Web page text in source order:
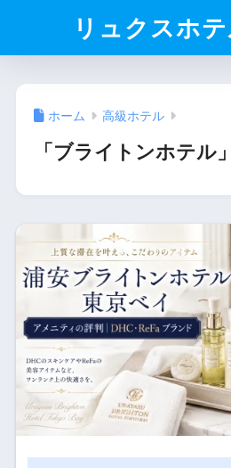
リュクスホ
ホーム 高級ホテル
「ブライトンホテル